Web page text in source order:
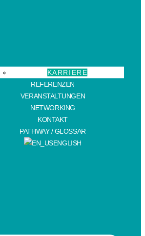
KARRIERE
REFERENZEN
VERANSTALTUNGEN
NETWORKING
KONTAKT
PATHWAY / GLOSSAR
ENGLISH